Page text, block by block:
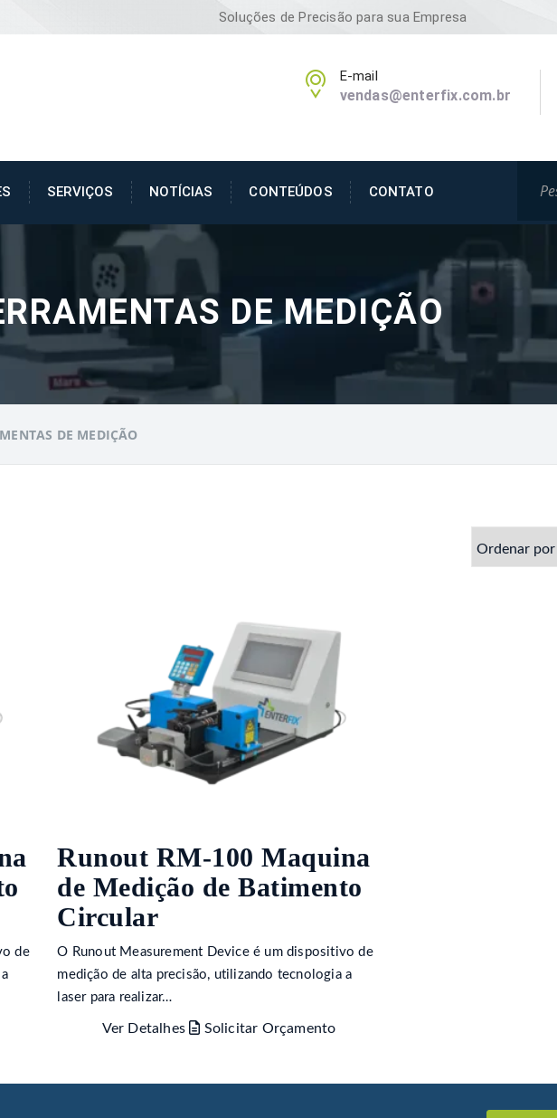
Soluções de Precisão para sua Empresa
E-mail
vendas@enterfix.com.br
SERVIÇOS NOTÍCIAS CONTEÚDOS CONTATO
DE MEDIÇÃO
DE MEDIÇÃO
de
Runout RM-100 Maquina
de Medição de Batimento
Circular
O Runout Measurement Device é um dispositivo de
medição de alta precisão, utilizando tecnologia a
laser para realizar…
Ver Detalhes Solicitar Orçamento